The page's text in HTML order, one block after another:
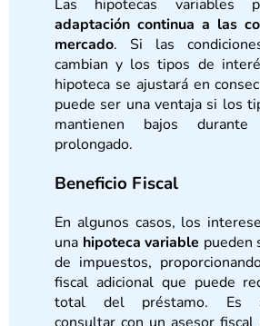
Las hipotecas variables
adaptación continua a las
mercado. Si las
cambian y los tipos de
hipoteca se ajustará en
puede ser una ventaja si los
mantienen bajos
prolongado.
Beneficio Fiscal
En algunos casos, los
una hipoteca variable pueden
de impuestos,
fiscal adicional que puede
total del préstamo. Es